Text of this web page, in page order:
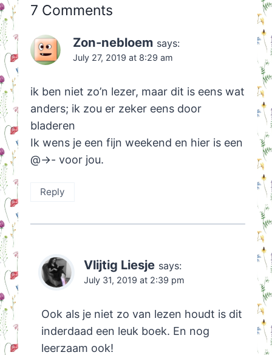
7 Comments
Zon-nebloem says:
July 27, 2019 at 8:29 am
ik ben niet zo’n lezer, maar dit is eens wat
anders; ik zou er zeker eens door
bladeren
Ik wens je een fijn weekend en hier is een
@->- voor jou.
Reply
Vlijtig Liesje says:
July 31, 2019 at 2:39 pm
Ook als je niet zo van lezen houdt is dit
inderdaad een leuk boek. En nog
leerzaam ook!